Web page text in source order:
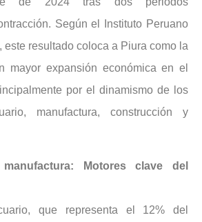
Según el Instituto Peruano
este resultado coloca a Piura como la
mayor expansión económica en el
por el dinamismo de los
manufactura, construcción y
Motores clave del
que representa el 12% del